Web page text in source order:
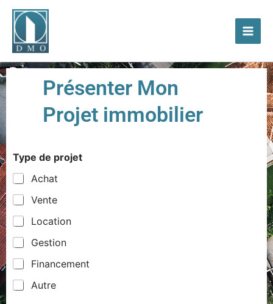
Aller
contenu
Présenter Mon
Projet immobilier
Type de projet
Achat
Vente
Location
Gestion
Financement
Autre